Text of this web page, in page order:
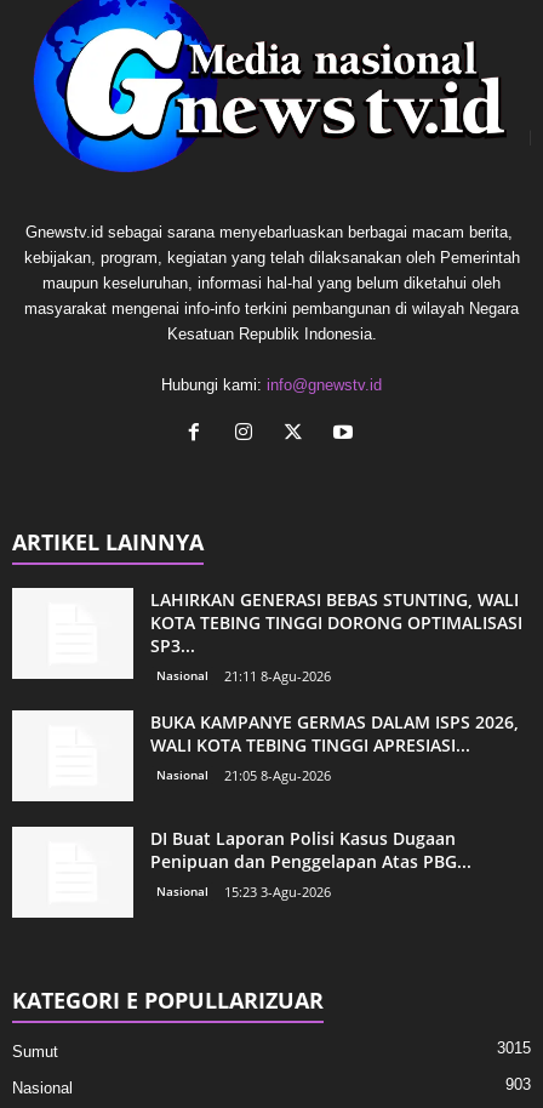
Gnewstv.id sebagai sarana menyebarluaskan berbagai macam berita,
kebijakan, program, kegiatan yang telah dilaksanakan oleh Pemerintah
maupun keseluruhan, informasi hal-hal yang belum diketahui oleh
masyarakat mengenai info-info terkini pembangunan di wilayah Negara
Kesatuan Republik Indonesia.
Hubungi kami: info@gnewstv.id
ARTIKEL LAINNYA
LAHIRKAN GENERASI BEBAS STUNTING, WALI
KOTA TEBING TINGGI DORONG OPTIMALISASI
SP3...
Nasional 21:11 8-Agu-2026
BUKA KAMPANYE GERMAS DALAM ISPS 2026,
WALI KOTA TEBING TINGGI APRESIASI...
Nasional 21:05 8-Agu-2026
DI Buat Laporan Polisi Kasus Dugaan
Penipuan dan Penggelapan Atas PBG...
Nasional 15:23 3-Agu-2026
KATEGORI E POPULLARIZUAR
Sumut 3015
Nasional 903